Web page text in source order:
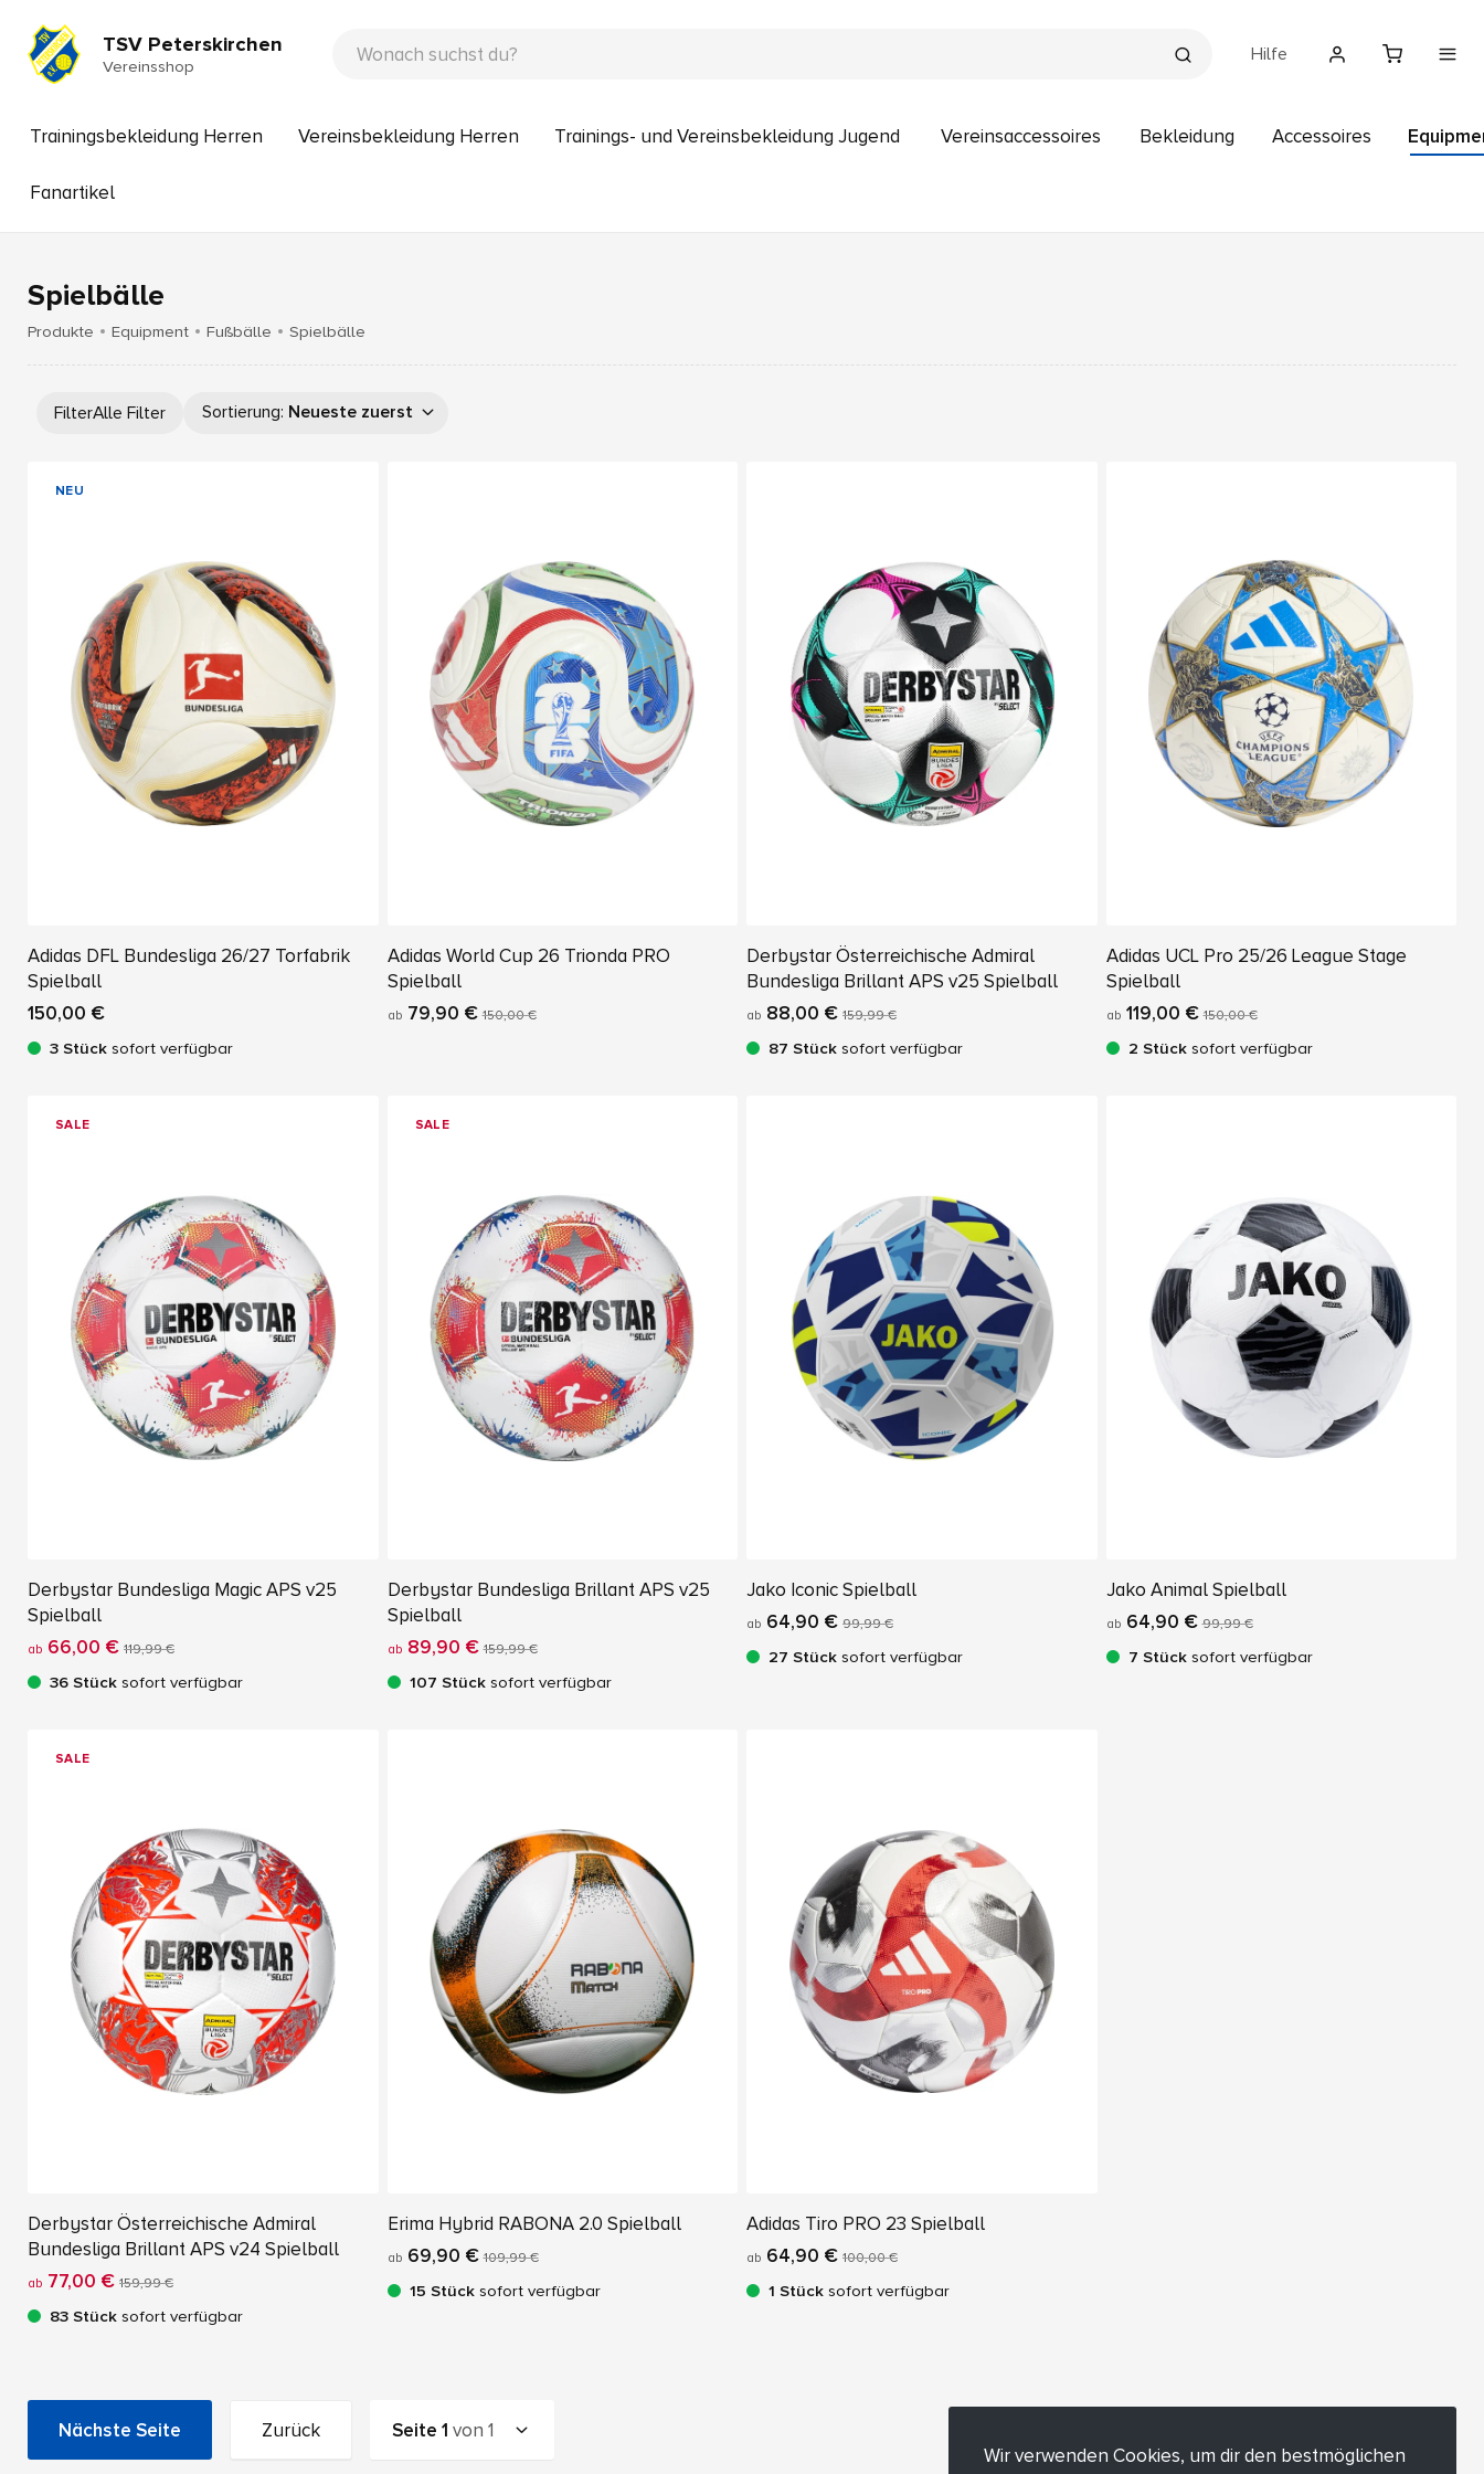
TSV Peterskirchen
Vereinsshop
Hilfe
Trainingsbekleidung Herren Vereinsbekleidung Herren Trainings- und Vereinsbekleidung Jugend Vereinsaccessoires Bekleidung Accessoires
Fanartikel
Spielbälle
Produkte Equipment Fußbälle Spielbälle
FilterAlle Filter Sortierung: Neueste zuerst
NEU
Adidas DFL Bundesliga 26/27 Torfabrik
Spielball
150,00 €
3 Stück sofort verfügbar
Adidas World Cup 26 Trionda PRO
Spielball
ab 79,90 € 150,00 €
Derbystar Österreichische Admiral
Bundesliga Brillant APS v25 Spielball
ab 88,00 € 159,99 €
87 Stück sofort verfügbar
Adidas UCL Pro 25/26 League Stage
Spielball
ab 119,00 € 150,00 €
2 Stücksofort verfügbar
SALE
Derbystar Bundesliga Magic APS v25
Spielball
ab 66,00 € 119,99 €
36 Stück sofort verfügbar
SALE
Derbystar Bundesliga Brillant APS v25
Spielball
ab 89,90 € 159,99 €
107 Stücksofort verfügbar
Jako Iconic Spielball
ab 64,90 € 99,99 €
27 Stück sofort verfügbar
Jako Animal Spielball
ab 64,90 € 99,99 €
7 Stücksofort verfügbar
SALE
Derbystar Österreichische Admiral
Bundesliga Brillant APS v24 Spielball
ab 77,00 € 159,99 €
83 Stück sofort verfügbar
Erima Hybrid RABONA 2.0 Spielball
ab 69,90 € 109,99 €
15 Stücksofort verfügbar
Adidas Tiro PRO 23 Spielball
ab 64,90 € 100,00 €
1 Stück sofort verfügbar
Nächste Seite Zurück Seite1 von1
Wir verwenden Cookies, um dir den bestmöglichen